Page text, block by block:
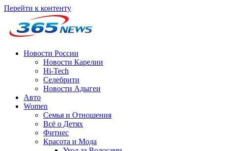
Перейти к контенту
Новости России
Новости Карелии
Hi-Tech
Селебрити
Новости Адыгеи
Авто
Women
Семья и Отношения
Всё о Детях
Фитнес
Красота и Мода